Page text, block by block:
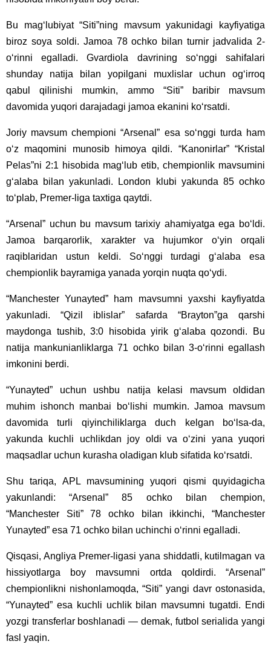
Bu mag‘lubiyat “Siti”ning mavsum yakunidagi kayfiyatiga
biroz soya soldi. Jamoa 78 ochko bilan turnir jadvalida 2-
o‘rinni egalladi. Gvardiola davrining so‘nggi sahifalari
shunday natija bilan yopilgani muxlislar uchun og‘irroq
qabul qilinishi mumkin, ammo “Siti” baribir mavsum
davomida yuqori darajadagi jamoa ekanini ko‘rsatdi.
Joriy mavsum chempioni “Arsenal” esa so‘nggi turda ham
o‘z maqomini munosib himoya qildi. “Kanonirlar” “Kristal
Pelas”ni 2:1 hisobida mag‘lub etib, chempionlik mavsumini
g‘alaba bilan yakunladi. London klubi yakunda 85 ochko
to‘plab, Premer-liga taxtiga qaytdi.
“Arsenal” uchun bu mavsum tarixiy ahamiyatga ega bo‘ldi.
Jamoa barqarorlik, xarakter va hujumkor o‘yin orqali
raqiblaridan ustun keldi. So‘nggi turdagi g‘alaba esa
chempionlik bayramiga yanada yorqin nuqta qo‘ydi.
“Manchester Yunayted” ham mavsumni yaxshi kayfiyatda
yakunladi. “Qizil iblislar” safarda “Brayton”ga qarshi
maydonga tushib, 3:0 hisobida yirik g‘alaba qozondi. Bu
natija mankunianliklarga 71 ochko bilan 3-o‘rinni egallash
imkonini berdi.
“Yunayted” uchun ushbu natija kelasi mavsum oldidan
muhim ishonch manbai bo‘lishi mumkin. Jamoa mavsum
davomida turli qiyinchiliklarga duch kelgan bo‘lsa-da,
yakunda kuchli uchlikdan joy oldi va o‘zini yana yuqori
maqsadlar uchun kurasha oladigan klub sifatida ko‘rsatdi.
Shu tariqa, APL mavsumining yuqori qismi quyidagicha
yakunlandi: “Arsenal” 85 ochko bilan chempion,
“Manchester Siti” 78 ochko bilan ikkinchi, “Manchester
Yunayted” esa 71 ochko bilan uchinchi o‘rinni egalladi.
Qisqasi, Angliya Premer-ligasi yana shiddatli, kutilmagan va
hissiyotlarga boy mavsumni ortda qoldirdi. “Arsenal”
chempionlikni nishonlamoqda, “Siti” yangi davr ostonasida,
“Yunayted” esa kuchli uchlik bilan mavsumni tugatdi. Endi
yozgi transferlar boshlanadi — demak, futbol serialida yangi
fasl yaqin.